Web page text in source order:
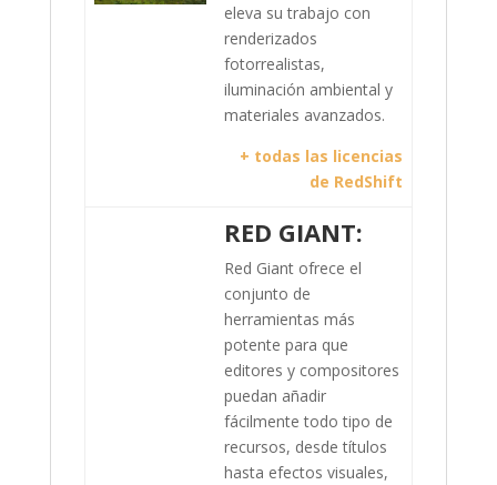
eleva su trabajo con
renderizados
fotorrealistas,
iluminación ambiental y
materiales avanzados.
+ todas las licencias
de RedShift
RED GIANT:
Red Giant ofrece el
conjunto de
herramientas más
potente para que
editores y compositores
puedan añadir
fácilmente todo tipo de
recursos, desde títulos
hasta efectos visuales,